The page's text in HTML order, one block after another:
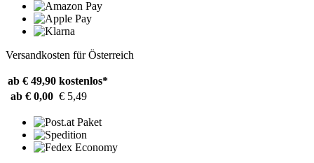
Versandkosten für Österreich
ab € 49,90 kostenlos*
ab € 0,00 € 5,49